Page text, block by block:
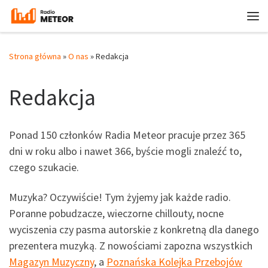
Przejdź do treści
Strona główna »O nas »Redakcja
Redakcja
Ponad 150 członków Radia Meteor pracuje przez 365
dni w roku albo i nawet 366, byście mogli znaleźć to,
czego szukacie.
Muzyka? Oczywiście! Tym żyjemy jak każde radio.
Poranne pobudzacze, wieczorne chillouty, nocne
wyciszenia czy pasma autorskie z konkretną dla danego
prezentera muzyką. Z nowościami zapozna wszystkich
Magazyn Muzyczny, a Poznańska Kolejka Przebojów